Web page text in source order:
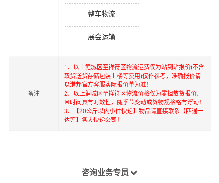
整车物流
展会运输
备注
1、以上鲤城区 至祥符区物流运费仅为站到站报价(不含
取货送货存储包装上楼等费用)仅作参考，准确报价请
以港邦官方客服实际报价单为准！
2、以上鲤城区 至祥符区物流价格仅为零担散货报价、
且时间具有时效性，随季节变动或货物规格略有浮动！
3、【20公斤以内小件快递】物品请直接联系【四通一
达等】各大快递公司！
咨询业务专员